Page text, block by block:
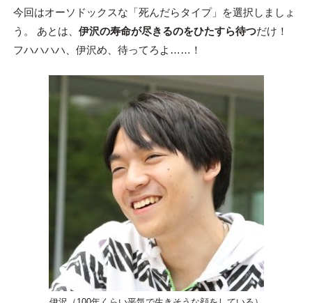
今回はオーソドックスな「死んだらタイプ」を選択しましょ
う。 あとは、 伊沢の寿命が尽きるのをひたすら待つだけ！
フハハハハ、伊沢め、待ってろよ……！